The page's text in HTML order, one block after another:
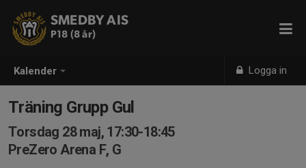
Kalender Logga in
SMEDBY AIS
P18 (8 år)
Träning Grupp Gul
Torsdag 28 maj, 17:30-18:45
PreZero Arena F, G